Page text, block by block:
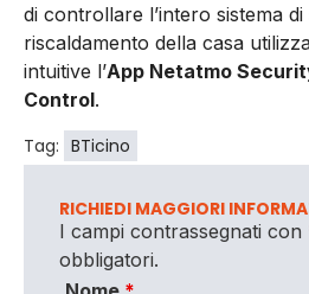
di controllare l’intero sistema
riscaldamento della casa
intuitive l’App Netatmo
Control.
Tag: BTicino
RICHIEDI MAGGIORI
I campi contrassegnati con
obbligatori.